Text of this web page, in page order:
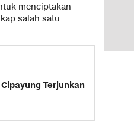
menciptakan
salah satu
Terjunkan